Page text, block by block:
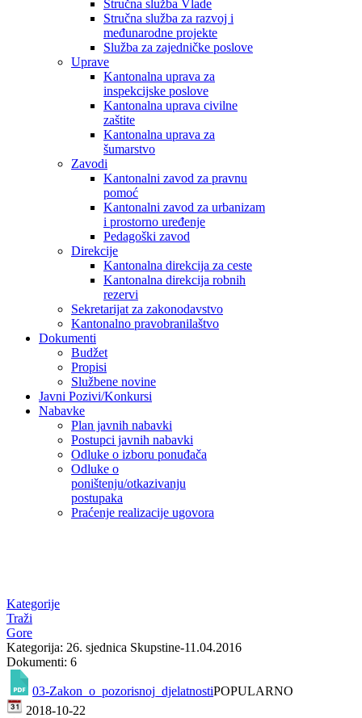
Stručna služba Vlade
Stručna služba za razvoj i
međunarodne projekte
Služba za zajedničke poslove
Uprave
Kantonalna uprava za
inspekcijske poslove
Kantonalna uprava civilne
zaštite
Kantonalna uprava za
šumarstvo
Zavodi
Kantonalni zavod za pravnu
pomoć
Kantonalni zavod za urbanizam
i prostorno uređenje
Pedagoški zavod
Direkcije
Kantonalna direkcija za ceste
Kantonalna direkcija robnih
rezervi
Sekretarijat za zakonodavstvo
Kantonalno pravobranilaštvo
Dokumenti
Budžet
Propisi
Službene novine
Javni Pozivi/Konkursi
Nabavke
Plan javnih nabavki
Postupci javnih nabavki
Odluke o izboru ponuđača
Odluke o
poništenju/otkazivanju
postupaka
Praćenje realizacije ugovora
Kategorije
Traži
Gore
Kategorija: 26. sjednica Skupstine-11.04.2016
Dokumenti: 6
03-Zakon_o_pozorisnoj_djelatnostiPOPULARNO
2018-10-22